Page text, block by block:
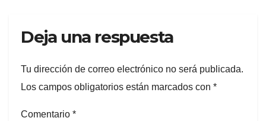
Deja una respuesta
Tu dirección de correo electrónico no será publicada.
Los campos obligatorios están marcados con *
Comentario *